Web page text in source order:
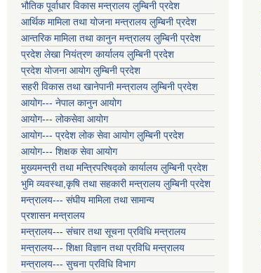
भौतिक पूर्वाधार विकास मन्त्रालय लुम्बिनी प्रदेश
आर्थिक मामिला तथा योजना मन्त्रालय लुम्बिनी प्रदेश
आन्तरिक मामिला तथा कानुन मन्त्रालय लुम्बिनी प्रदेश
प्रदेश लेखा नियंत्रण कार्यालय लुम्बिनी प्रदेश
प्रदेश योजना आयोग लुम्बिनी प्रदेश
सहरी विकास तथा खानेपानी मन्त्रालय लुम्बिनी प्रदेश
आयोग--- नेपाल कानुन आयोग
आयोग--- लोकसेवा आयोग
आयोग--- प्रदेश लोक सेवा आयोग लुम्बिनी प्रदेश
आयोग--- शिक्षक सेवा आयोग
मुख्यमन्त्री तथा मन्त्रिपरिषद्को कार्यालय लुम्बिनी प्रदेश
भुमि व्यवस्था,कृषि तथा सहकारी मन्त्रालय लुम्बिनी प्रदेश
मन्त्रालय--- संघीय मामिला तथा सामान्य
प्रशासन मन्त्रालय
मन्त्रालय--- संचार तथा सूचना प्रविधि मन्त्रालय
मन्त्रालय--- शिक्षा विज्ञान तथा प्रविधि मन्त्रालय
मन्त्रालय--- सुचना प्रविधि विभाग